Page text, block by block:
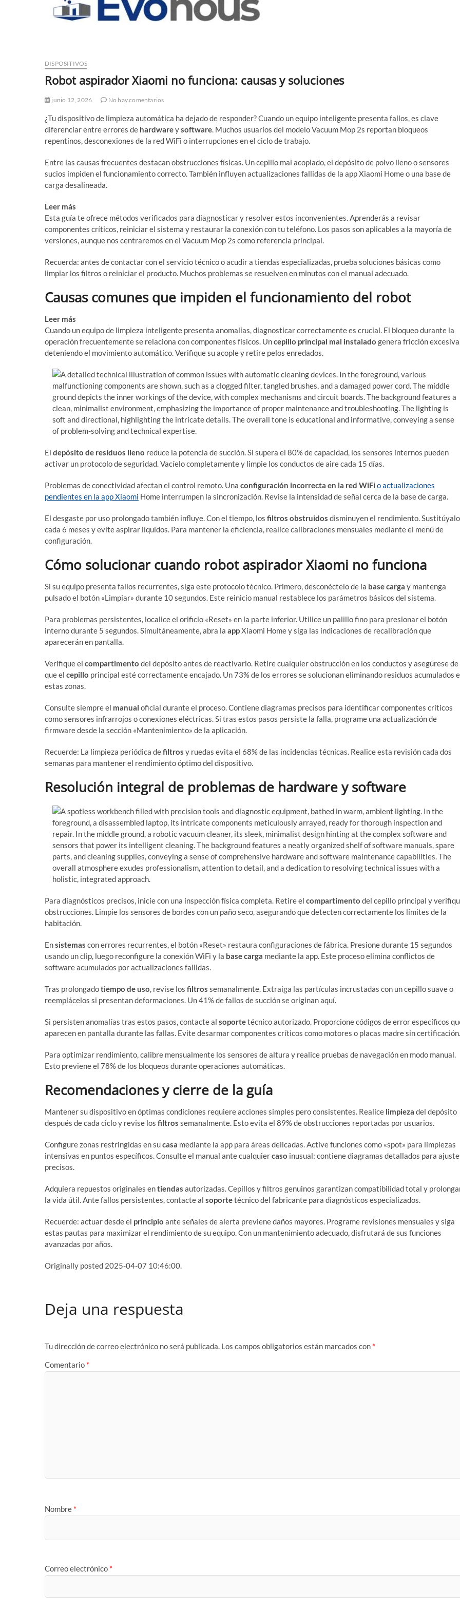
DISPOSITIVOS
Robot aspirador Xiaomi no funciona: causas y soluciones
junio 12, 2026 No hay comentarios
¿Tu dispositivo de limpieza automática ha dejado de responder? Cuando un equipo inteligente presenta fallos, es clave
diferenciar entre errores de hardwareysoftware. Muchos usuarios del modelo Vacuum Mop 2s reportan bloqueos
repentinos, desconexiones de la red WiFi o interrupciones en el ciclo de trabajo.
Entre las causas frecuentes destacan obstrucciones físicas. Un cepillo mal acoplado, el depósito de polvo lleno o sensores
sucios impiden el funcionamiento correcto. También influyen actualizaciones fallidas de la app Xiaomi Home o una base de
carga desalineada.
Leer más
Esta guía te ofrece métodos verificados para diagnosticar y resolver estos inconvenientes. Aprenderás a revisar
componentes críticos, reiniciar el sistema y restaurar la conexión con tu teléfono. Los pasos son aplicables a la mayoría de
versiones, aunque nos centraremos en el Vacuum Mop 2s como referencia principal.
Recuerda: antes de contactar con el servicio técnico o acudir a tiendas especializadas, prueba soluciones básicas como
limpiar los filtros o reiniciar el producto. Muchos problemas se resuelven en minutos con el manual adecuado.
Causas comunes que impiden el funcionamiento del robot
Leer más
Cuando un equipo de limpieza inteligente presenta anomalías, diagnosticar correctamente es crucial. El bloqueo durante la
operación frecuentemente se relaciona con componentes físicos. Uncepillo principal mal instalado genera fricción
deteniendo el movimiento automático. Verifique su acople y retire pelos enredados.
El depósito de residuos lleno reduce la potencia de succión. Si supera el 80% de capacidad, los sensores internos pueden
activar un protocolo de seguridad. Vacíelo completamente y limpie los conductos de aire cada 15 días.
Problemas de conectividad afectan el control remoto. Una configuración incorrecta en la red WiFi o actualizaciones
pendientes en la app Xiaomi Home interrumpen la sincronización. Revise la intensidad de señal cerca de la base de carga.
El desgaste por uso prolongado también influye. Con el tiempo, los filtros obstruidos disminuyen el rendimiento.
cada 6 meses y evite aspirar líquidos. Para mantener la eficiencia, realice calibraciones mensuales mediante el menú de
configuración.
Cómo solucionar cuando robot aspirador Xiaomi no funciona
Si su equipo presenta fallos recurrentes, siga este protocolo técnico. Primero, desconéctelo de la base carga y mantenga
pulsado el botón «Limpiar» durante 10 segundos. Este reinicio manual restablece los parámetros básicos del sistema.
Para problemas persistentes, localice el orificio «Reset» en la parte inferior. Utilice un palillo fino para presionar el botón
interno durante 5 segundos. Simultáneamente, abra la appXiaomi Home y siga las indicaciones de recalibración que
aparecerán en pantalla.
Verifique el compartimento del depósito antes de reactivarlo. Retire cualquier obstrucción en los conductos y asegúrese de
que el cepillo principal esté correctamente encajado. Un 73% de los errores se solucionan eliminando residuos acumulados
estas zonas.
Consulte siempre el manual oficial durante el proceso. Contiene diagramas precisos para identificar componentes críticos
como sensores infrarrojos o conexiones eléctricas. Si tras estos pasos persiste la falla, programe una actualización de
firmware desde la sección «Mantenimiento» de la aplicación.
Recuerde: La limpieza periódica defiltros y ruedas evita el 68% de las incidencias técnicas. Realice esta revisión cada dos
semanas para mantener el rendimiento óptimo del dispositivo.
Resolución integral de problemas de hardware y software
Para diagnósticos precisos, inicie con una inspección física completa. Retire el compartimento del cepillo principal y
obstrucciones. Limpie los sensores de bordes con un paño seco, asegurando que detecten correctamente los límites de la
habitación.
Ensistemas con errores recurrentes, el botón «Reset» restaura configuraciones de fábrica. Presione durante 15 segundos
usando un clip, luego reconfigure la conexión WiFi y la base carga mediante la app. Este proceso elimina conflictos de
software acumulados por actualizaciones fallidas.
Tras prolongadotiempo de uso, revise los filtros semanalmente. Extraiga las partículas incrustadas con un cepillo suave o
reemplácelos si presentan deformaciones. Un 41% de fallos de succión se originan aquí.
Si persisten anomalías tras estos pasos, contacte al soportetécnico autorizado. Proporcione códigos de error específicos
aparecen en pantalla durante las fallas. Evite desarmar componentes críticos como motores o placas madre sin certificación.
Para optimizar rendimiento, calibre mensualmente los sensores de altura y realice pruebas de navegación en modo manual.
Esto previene el 78% de los bloqueos durante operaciones automáticas.
Recomendaciones y cierre de la guía
Mantener su dispositivo en óptimas condiciones requiere acciones simples pero consistentes. Realice limpieza del depósito
después de cada ciclo y revise los filtros semanalmente. Esto evita el 89% de obstrucciones reportadas por usuarios.
Configure zonas restringidas en sucasa mediante la app para áreas delicadas. Active funciones como «spot» para limpiezas
intensivas en puntos específicos. Consulte el manual ante cualquiercaso inusual: contiene diagramas detallados para
precisos.
Adquiera repuestos originales entiendas autorizadas. Cepillos y filtros genuinos garantizan compatibilidad total y
la vida útil. Ante fallos persistentes, contacte al soportetécnico del fabricante para diagnósticos especializados.
Recuerde: actuar desde el principio ante señales de alerta previene daños mayores. Programe revisiones mensuales y siga
estas pautas para maximizar el rendimiento de su equipo. Con un mantenimiento adecuado, disfrutará de sus funciones
avanzadas por años.
Originally posted 2025-04-07 10:46:00.
Deja una respuesta
Tu dirección de correo electrónico no será publicada. Los campos obligatorios están marcados con *
Comentario *
Nombre *
Correo electrónico *